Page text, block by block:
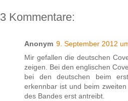
3 Kommentare:
Anonym 9. September 2012
Mir gefallen die deutschen
zeigen. Bei den englischen
bei den deutschen beim
erkennbar ist und beim
des Bandes erst antreibt.